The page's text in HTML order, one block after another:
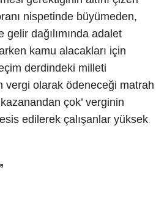
nispetinde büyümeden,
gelir dağılımında adalet
kamu alacakları için
derdindeki milleti
vergi olarak ödeneceği matrah
çok’ verginin
edilerek çalışanlar yüksek